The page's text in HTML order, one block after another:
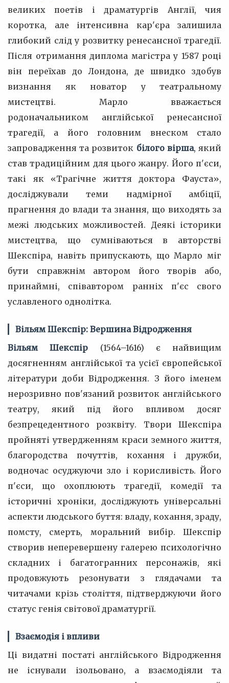
великих поетів і драматургів Англії, чия
коротка, але інтенсивна кар'єра залишила
глибокий слід у розвитку ренесансної трагедії.
Після отримання диплома магістра у 1587 році
він переїхав до Лондона, де швидко здобув
визнання як новатор у театральному
мистецтві. Марло вважається
родоначальником англійської ренесансної
трагедії, а його головним внеском стало
запровадження та розвиток білого вірша, який
став традиційним для цього жанру. Його п'єси,
такі як «Трагічне життя доктора Фауста»,
досліджували теми надмірної амбіції,
прагнення до влади та знання, що виходять за
межі людських можливостей. Деякі історики
мистецтва, що сумніваються в авторстві
Шекспіра, навіть припускають, що Марло міг
бути справжнім автором його творів або,
принаймні, співавтором ранніх п'єс свого
уславленого однолітка.
Вільям Шекспір: Вершина Відродження
Вільям Шекспір (1564–1616) є найвищим
досягненням англійської та усієї європейської
літератури доби Відродження. З його іменем
нерозривно пов'язаний розвиток англійського
театру, який під його впливом досяг
безпрецедентного розквіту. Твори Шекспіра
пройняті утвердженням краси земного життя,
благородства почуттів, кохання і дружби,
водночас осуджуючи зло і корисливість. Його
п'єси, що охоплюють трагедії, комедії та
історичні хроніки, досліджують універсальні
аспекти людського буття: владу, кохання, зраду,
помсту, смерть, моральний вибір. Шекспір
створив неперевершену галерею психологічно
складних і багатогранних персонажів, які
продовжують резонувати з глядачами та
читачами крізь століття, підтверджуючи його
статус генія світової драматургії.
Взаємодія і впливи
Ці видатні постаті англійського Відродження
не існували ізольовано, а взаємодіяли та